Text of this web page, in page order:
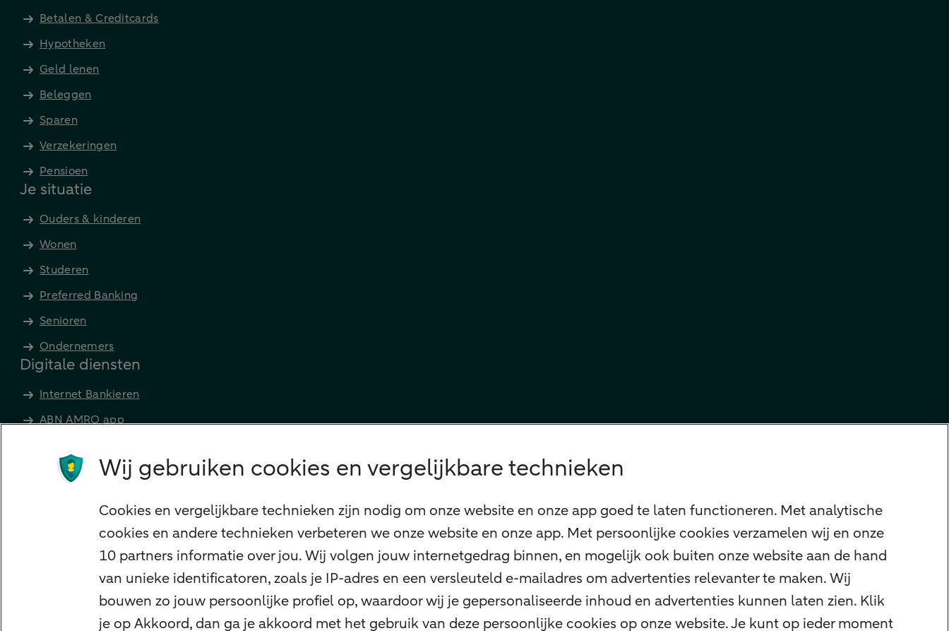
Betalen & Creditcards
Hypotheken
Geld lenen
Beleggen
Sparen
Verzekeringen
Pensioen
Je situatie
Ouders & kinderen
Wonen
Studeren
Preferred Banking
Senioren
Ondernemers
Digitale diensten
Internet Bankieren
ABN AMRO app
Apple Pay
Meest gezocht
Hypotheek berekenen
Jaaroverzicht
Wij gebruiken cookies en vergelijkbare technieken
Cookies en vergelijkbare technieken zijn nodig om onze website en onze app goed te laten functioneren. Met analytische
cookies en andere technieken verbeteren we onze website en onze app. Met persoonlijke cookies verzamelen wij en onze
10 partners informatie over jou. Wij volgen jouw internetgedrag binnen, en mogelijk ook buiten onze website aan de hand
van unieke identificatoren, zoals je IP-adres en een versleuteld e-mailadres om advertenties relevanter te maken. Wij
bouwen zo jouw persoonlijke profiel op, waardoor wij je gepersonaliseerde inhoud en advertenties kunnen laten zien. Klik
je op Akkoord, dan ga je akkoord met het gebruik van deze persoonlijke cookies op onze website. Je kunt op ieder moment